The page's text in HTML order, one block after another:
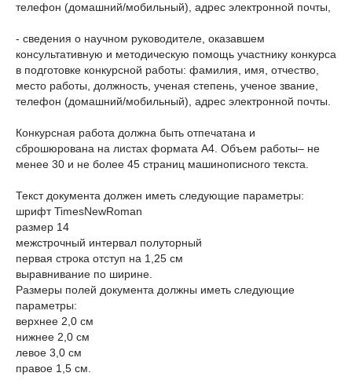
телефон (домашний/мобильный), адрес электронной почты,
- сведения о научном руководителе, оказавшем
консультативную и методическую помощь участнику конкурса
в подготовке конкурсной работы: фамилия, имя, отчество,
место работы, должность, ученая степень, ученое звание,
телефон (домашний/мобильный), адрес электронной почты.
Конкурсная работа должна быть отпечатана и
сброшюрована на листах формата А4. Объем работы– не
менее 30 и не более 45 страниц машинописного текста.
Текст документа должен иметь следующие параметры:
шрифт TimesNewRoman
размер 14
межстрочный интервал полуторный
первая строка отступ на 1,25 см
выравнивание по ширине.
Размеры полей документа должны иметь следующие
параметры:
верхнее 2,0 см
нижнее 2,0 см
левое 3,0 см
правое 1,5 см.